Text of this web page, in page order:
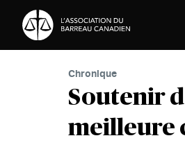
Passer au contenu
Chronique
Soutenir
meilleure